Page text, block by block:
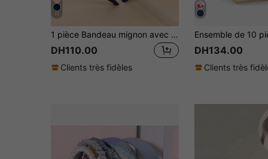
11
1 pièce Bandeau mignon avec nœud, accessoire pour cheveux bleu marine, convient aux filles, aux tout-petits, aux enseignants et aux étudiants pour la rentrée scolaire
DH110.00
Clients très fidèles
DH134.00
Clients très